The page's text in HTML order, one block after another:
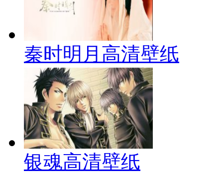
秦时明月高清壁纸
银魂高清壁纸